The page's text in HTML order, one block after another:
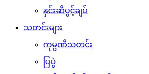
နှင်းဆီပွင့်ချပ်
သတင်းများ
ကုမ္ပဏီသတင်း
ပြပွဲ